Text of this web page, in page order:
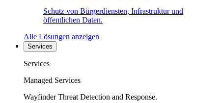
Schutz von Bürgerdiensten, Infrastruktur und
öffentlichen Daten.
Alle Lösungen anzeigen
Services
Services
Managed Services
Wayfinder Threat Detection and Response.